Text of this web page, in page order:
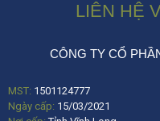
LIÊN HỆ
CÔNG TY CỔ
MST: 1501124777
Ngày cấp: 15/03/2021